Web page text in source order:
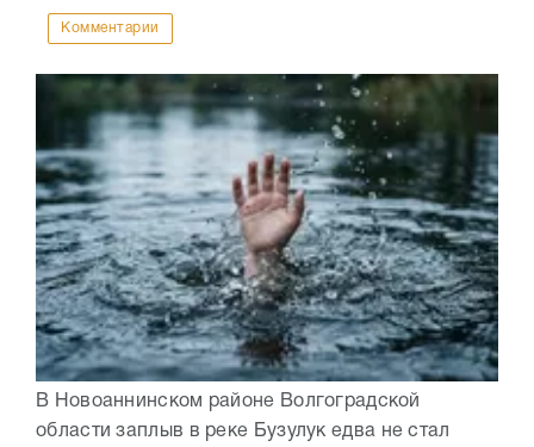
Комментарии
В Новоаннинском районе Волгоградской
области заплыв в реке Бузулук едва не стал